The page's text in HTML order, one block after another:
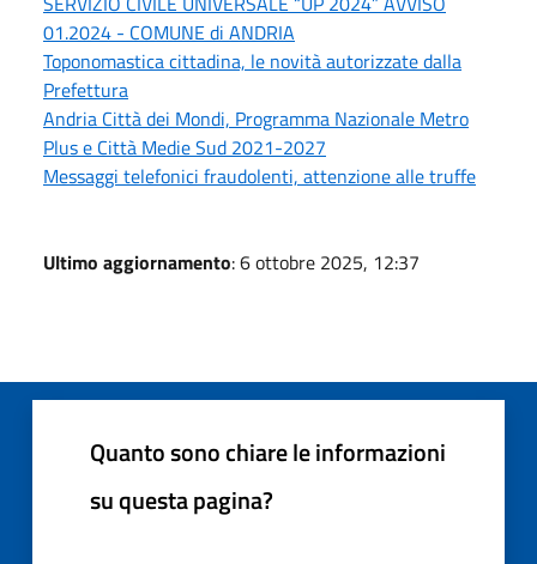
01.2024 - COMUNE di ANDRIA
Toponomastica cittadina, le novità autorizzate dalla
Prefettura
Andria Città dei Mondi, Programma Nazionale Metro
Plus e Città Medie Sud 2021-2027
Messaggi telefonici fraudolenti, attenzione alle truffe
Ultimo aggiornamento: 6 ottobre 2025, 12:37
Quanto sono chiare le informazioni
su questa pagina?